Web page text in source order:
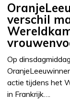
verschil
Op
actie tijdens het
in Frankrijk….